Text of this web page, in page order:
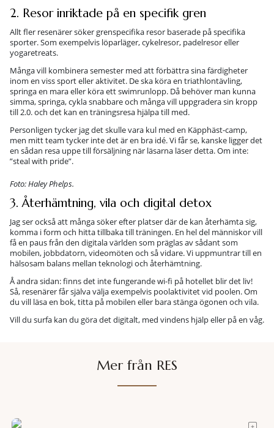
2. Resor inriktade på en specifik gren
Allt fler resenärer söker grenspecifika resor baserade på specifika
sporter. Som exempelvis löparläger, cykelresor, padelresor eller
yogaretreats.
Många vill kombinera semester med att förbättra sina färdigheter
inom en viss sport eller aktivitet. De ska köra en triathlontävling,
springa en mara eller köra ett swimrunlopp. Då behöver man kunna
simma, springa, cykla snabbare och många vill uppgradera sin kropp
till 2.0. och det kan en träningsresa hjälpa till med.
Personligen tycker jag det skulle vara kul med en Käpphäst-camp,
men mitt team tycker inte det är en bra idé. Vi får se, kanske ligger det
en sådan resa uppe till försäljning när läsarna läser detta. Om inte:
”steal with pride”.
Foto: Haley Phelps.
3. Återhämtning, vila och digital detox
Jag ser också att många söker efter platser där de kan återhämta sig,
komma i form och hitta tillbaka till träningen. En hel del människor vill
få en paus från den digitala världen som präglas av sådant som
mobilen, jobbdatorn, videomöten och så vidare. Vi uppmuntrar till en
hälsosam balans mellan teknologi och återhämtning.
Å andra sidan: finns det inte fungerande wi-fi på hotellet blir det liv!
Så, resenärer får själva välja exempelvis poolaktivitet vid poolen. Om
du vill läsa en bok, titta på mobilen eller bara stänga ögonen och vila.
Vill du surfa kan du göra det digitalt, med vindens hjälp eller på en våg.
Mer från RES